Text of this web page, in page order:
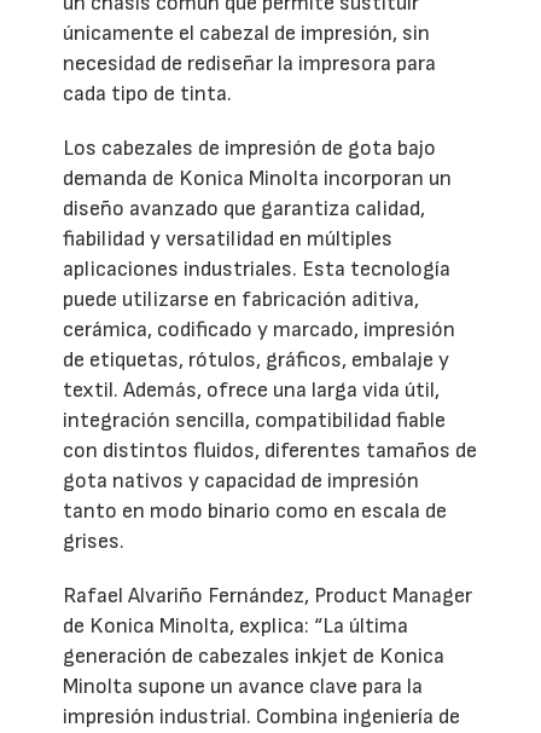
únicamente el cabezal de impresión, sin
necesidad de rediseñar la impresora para
cada tipo de tinta.
Los cabezales de impresión de gota bajo
demanda de Konica Minolta incorporan un
diseño avanzado que garantiza calidad,
fiabilidad y versatilidad en múltiples
aplicaciones industriales. Esta tecnología
puede utilizarse en fabricación aditiva,
cerámica, codificado y marcado, impresión
de etiquetas, rótulos, gráficos, embalaje y
textil. Además, ofrece una larga vida útil,
integración sencilla, compatibilidad fiable
con distintos fluidos, diferentes tamaños de
gota nativos y capacidad de impresión
tanto en modo binario como en escala de
grises.
Rafael Alvariño Fernández, Product Manager
de Konica Minolta, explica: “La última
generación de cabezales inkjet de Konica
Minolta supone un avance clave para la
impresión industrial. Combina ingeniería de